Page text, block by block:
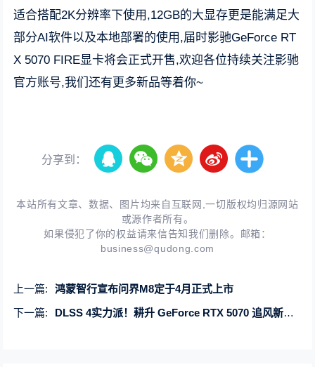
适合搭配2K分辨率下使用,12GB的大显存更是能满足大
部分AI软件以及本地部署的使用,届时影驰GeForce RT
X 5070 FIRE显卡将会正式开售,欢迎各位持续关注影驰
官方账号,我们还有更多新品等着你~
分享到：
本站所有文章、数据、图片均来自互联网,一切版权均归源网站
或源作者所有。
如果侵犯了你的权益请来信告知我们删除。邮箱：
business@qudong.com
上一篇:
鸿蒙智行宣布问界M8定于4月正式上市
下一篇:
DLSS 4实力派！耕升 GeForce RTX 5070 追风新秀登场